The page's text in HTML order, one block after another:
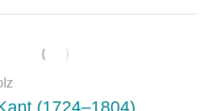
(1724–1804)